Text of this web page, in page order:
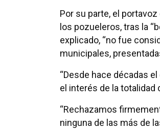
Por su parte, el
los pozueleros, tras la
explicado, “no fue
municipales,
“Desde hace décadas
el interés de la totalidad
“Rechazamos
ninguna de las más de